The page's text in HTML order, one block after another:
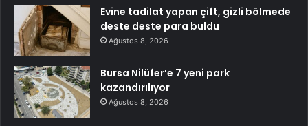
Evine tadilat yapan çift, gizli bölmede
deste deste para buldu
Ağustos 8, 2026
Bursa Nilüfer’e 7 yeni park
kazandırılıyor
Ağustos 8, 2026